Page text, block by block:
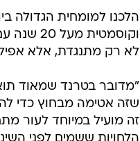
הלכנו למומחית הגדולה
לא רק מתנגדת, אלא
שזה אטימה מבחוץ כדי
זה מועיל במיוחד לעור
הלחויות ששמים לפני